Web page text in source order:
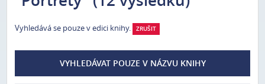
Vyhledává se pouze v edici knihy. ZRUŠIT
VYHLEDÁVAT POUZE V NÁZVU KNIHY